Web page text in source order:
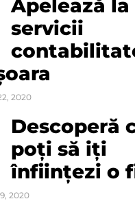
Apelează la
servicii
2020
Descoperă
poți să iți
înființezi o
2020